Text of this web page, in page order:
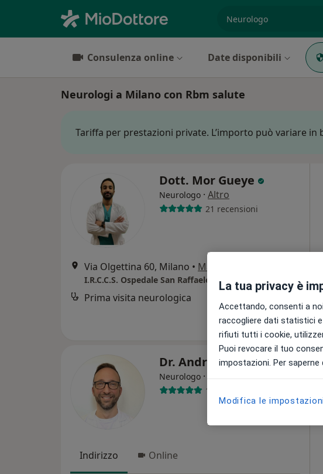
Consulenza online Date disponibili
Neurologi a Milano con Rbm salute
Tariffa per prestazioni private. L’importo può variare in
Dott. Mor Gueye
Neurologo · Altro
21 recensioni
Via Olgettina 60, Milano • Mappa
I.R.C.C.S. Ospedale San Raffaele
Prima visita neurologica
Dr. Andrea Grassi
Neurologo ·
104 recensioni
Indirizzo Online
La tua privacy è
Accettando, consenti a
raccogliere dati statistici
rifiuti tutti i cookie,
Puoi revocare il tuo
impostazioni. Per
Modifica le impostazioni